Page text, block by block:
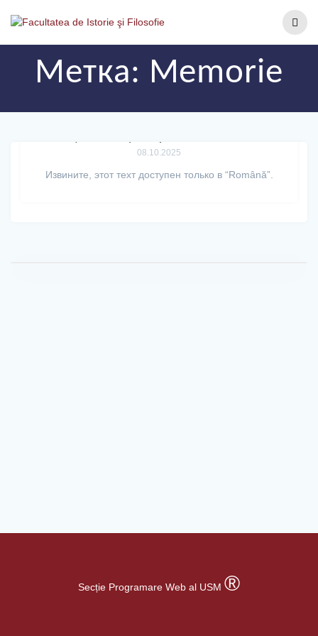
Метка: Memorie
08.10.2025
Извините, этот техт доступен только в “Română”.
Secție Programare Web al USM ®